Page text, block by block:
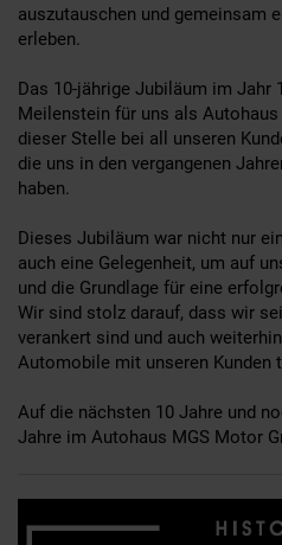
auszutauschen und gemeinsam
erleben.
Das 10-jährige Jubiläum im Jahr
Meilenstein für uns als
dieser Stelle bei all unseren
die uns in den vergangenen
haben.
Dieses Jubiläum war nicht nur
auch eine Gelegenheit, um auf
und die Grundlage für eine
Wir sind stolz darauf, dass wir
verankert sind und auch
Automobile mit unseren Kunden
Auf die nächsten 10 Jahre und
Jahre im Autohaus MGS Motor